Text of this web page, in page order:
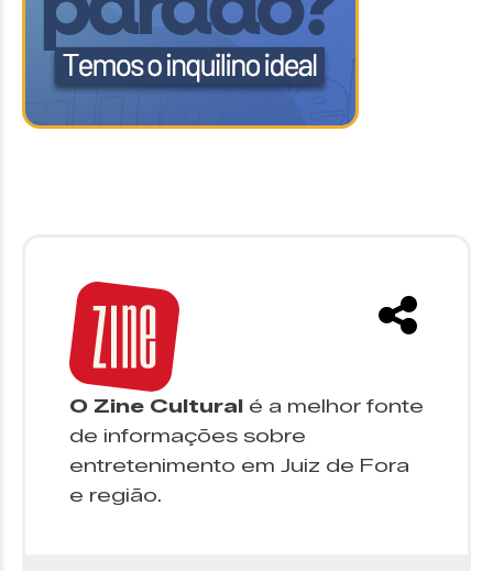
O Zine Cultural é a melhor fonte
de informações sobre
entretenimento em Juiz de Fora
e região.